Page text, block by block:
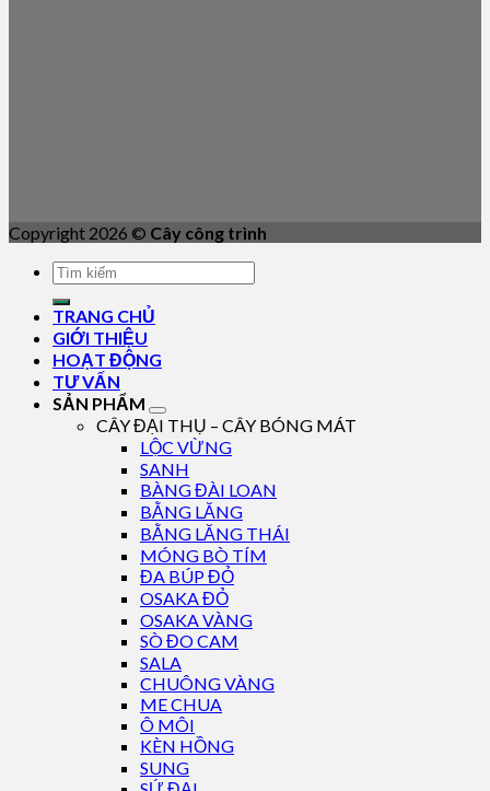
Copyright 2026 © Cây công trình
TRANG CHỦ
GIỚI THIỆU
HOẠT ĐỘNG
TƯ VẤN
SẢN PHẨM
CÂY ĐẠI THỤ – CÂY BÓNG MÁT
LỘC VỪNG
SANH
BÀNG ĐÀI LOAN
BẰNG LĂNG
BẰNG LĂNG THÁI
MÓNG BÒ TÍM
ĐA BÚP ĐỎ
OSAKA ĐỎ
OSAKA VÀNG
SÒ ĐO CAM
SALA
CHUÔNG VÀNG
ME CHUA
Ô MÔI
KÈN HỒNG
SUNG